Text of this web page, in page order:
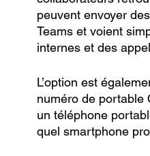
peuvent envoyer
Teams et voient
internes et des
L’option est
numéro de portable
un téléphone
quel smartphone